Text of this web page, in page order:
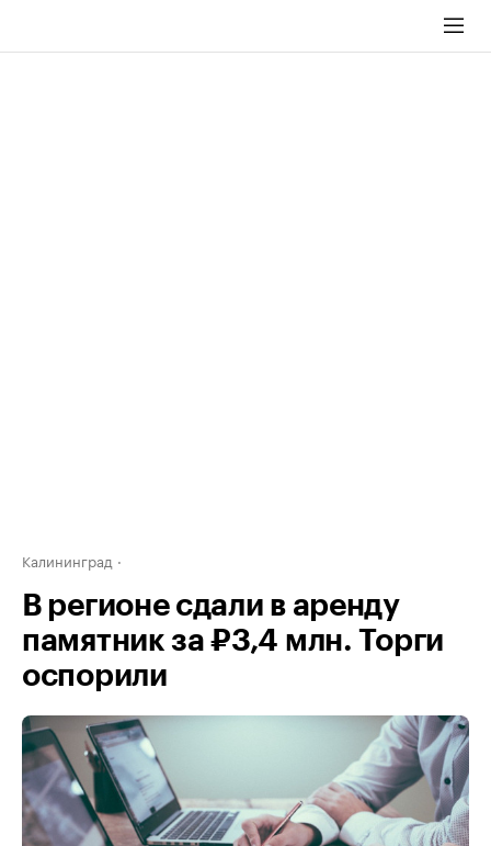
Калининград
В регионе сдали в аренду
памятник за ₽3,4 млн. Торги
оспорили